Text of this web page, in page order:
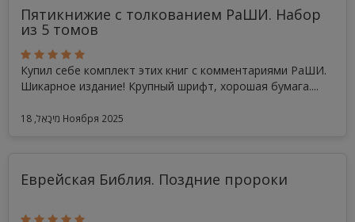
Пятикнижие с толкованием РаШИ. Набор
из 5 томов
Купил себе комплект этих книг с комментариями РаШИ.
Шикарное издание! Крупный шрифт, хорошая бумага....
מִיכָאֵל, 18 Ноября 2025
Еврейская Библия. Поздние пророки